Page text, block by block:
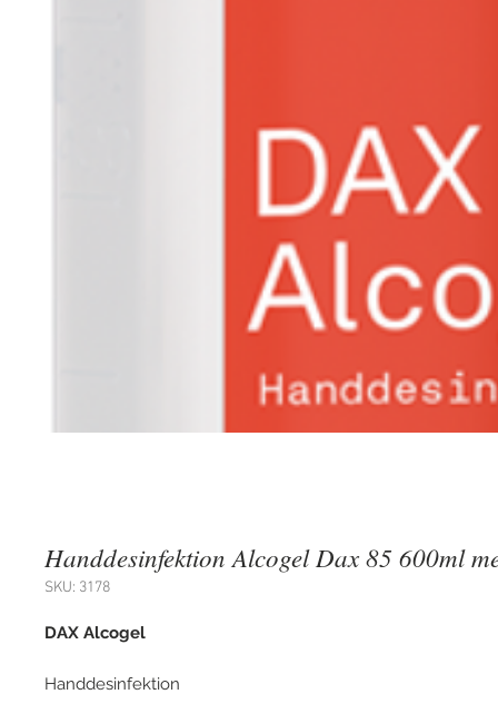
Handdesinfektion Alcogel Dax 85 600ml
SKU: 3178
DAX Alcogel
Handdesinfektion